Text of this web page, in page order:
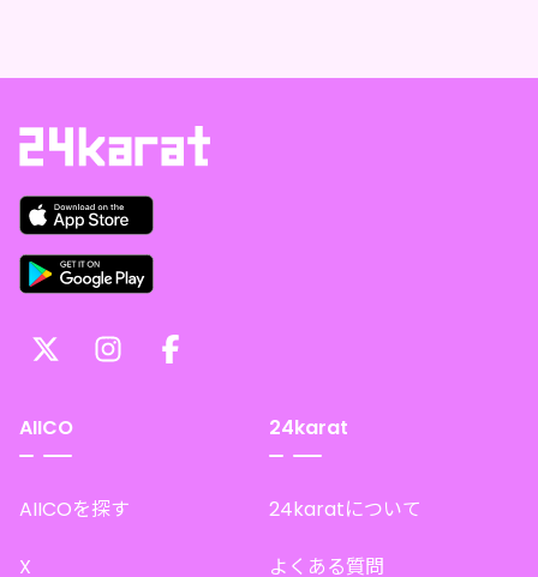
AIICO
AIICOを探す
X
24karat
24karatについて
よくある質問